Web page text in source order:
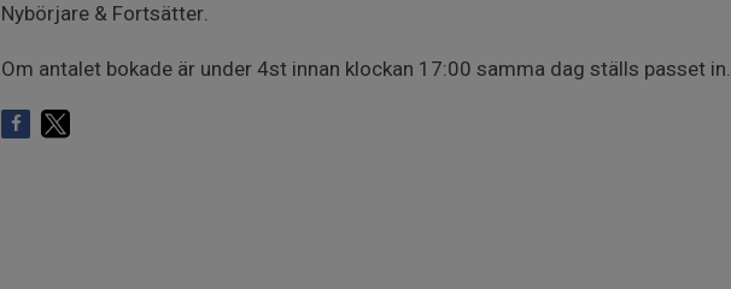
Nybörjare & Fortsätter.
Om antalet bokade är under 4st innan klockan 17:00 samma dag ställs passet in.